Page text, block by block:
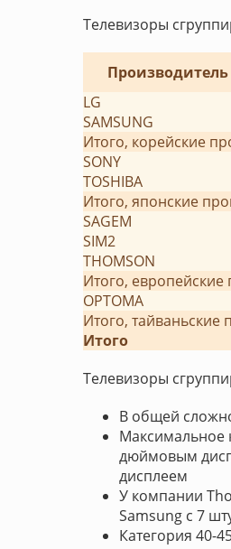
Телевизоры
Производитель
LG
SAMSUNG
Итого, корейские
SONY
TOSHIBA
Итого, японские
SAGEM
SIM2
THOMSON
Итого, европейские
OPTOMA
Итого, тайваньские
Итого
Телевизоры
В общей
Максимальное
дюймовым
дисплеем
У компании
Samsung с 7
Категория 40-